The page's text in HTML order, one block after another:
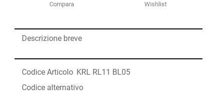
Compara Wishlist
Descrizione breve
Codice Articolo KRL RL11 BL05
Codice alternativo